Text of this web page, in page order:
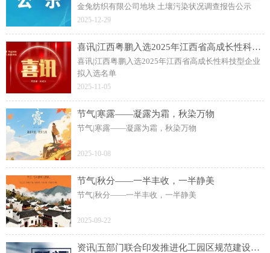
金兔纺织有限公司地块 土壤污染状况调查报告公示
2025-12-29
喜讯|江西粤鹏入选2025年江西省高成长性科技型企业拟入选名单
喜讯|江西粤鹏入选2025年江西省高成长性科技型企业
拟入选名单
2025-11-05
节气|寒露——凝露为霜，秋染万物
节气|寒露——凝露为霜，秋染万物
2025-10-08
节气|秋分——一半丰收，一半静美
节气|秋分——一半丰收，一半静美
2025-09-22
资讯|五部门联合印发推进化工园区规范建设和高质量发展工作通知